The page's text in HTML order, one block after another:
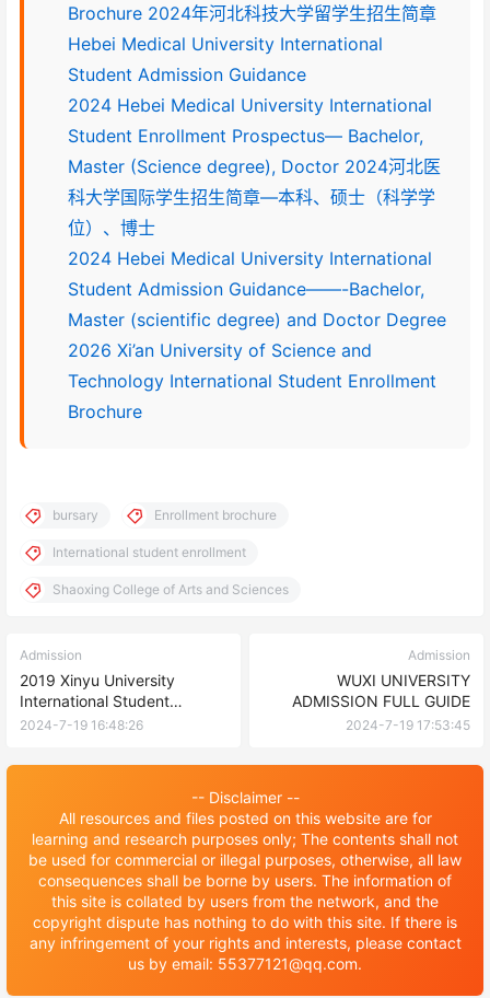
Brochure 2024年河北科技大学留学生招生简章
Hebei Medical University International
Student Admission Guidance
2024 Hebei Medical University International
Student Enrollment Prospectus— Bachelor,
Master (Science degree), Doctor 2024河北医
科大学国际学生招生简章—本科、硕士（科学学
位）、博士
2024 Hebei Medical University International
Student Admission Guidance——-Bachelor,
Master (scientific degree) and Doctor Degree
2026 Xi’an University of Science and
Technology International Student Enrollment
Brochure
bursary Enrollment brochure
International student enrollment
Shaoxing College of Arts and Sciences
Admission
2019 Xinyu University
International Student
Recruitment Profile 2019年新
2024-7-19 16:48:26
Admission
WUXI UNIVERSITY
ADMISSION FULL GUIDE
2024-7-19 17:53:45
-- Disclaimer --
All resources and files posted on this website are for
learning and research purposes only; The contents shall not
be used for commercial or illegal purposes, otherwise, all law
consequences shall be borne by users. The information of
this site is collated by users from the network, and the
copyright dispute has nothing to do with this site. If there is
any infringement of your rights and interests, please contact
us by email: 55377121@qq.com.